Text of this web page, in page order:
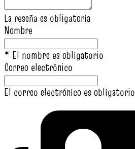
La reseña es obligatoria
Nombre
* El nombre es obligatorio
Correo electrónico
El correo electrónico es obligatorio